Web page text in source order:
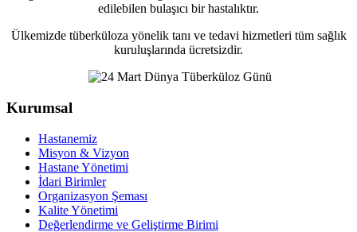
edilebilen bulaşıcı bir hastalıktır.
Ülkemizde tüberküloza yönelik tanı ve tedavi hizmetleri tüm sağlık
kuruluşlarında ücretsizdir.
Kurumsal
Hastanemiz
Misyon & Vizyon
Hastane Yönetimi
İdari Birimler
Organizasyon Şeması
Kalite Yönetimi
Değerlendirme ve Geliştirme Birimi